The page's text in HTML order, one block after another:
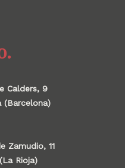
Calders, 9
(Barcelona)
Zamudio, 11
Rioja)